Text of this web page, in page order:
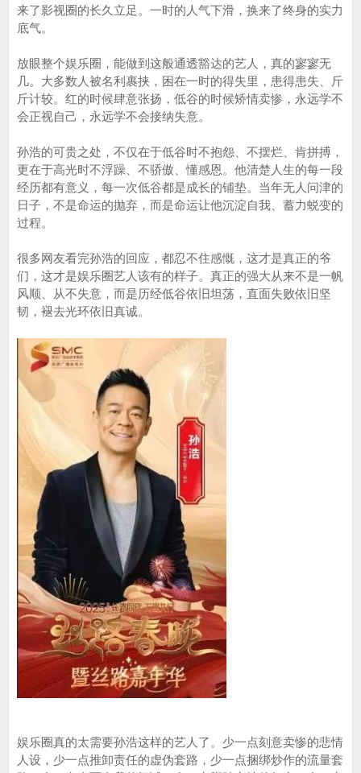
来了影视圈的长久立足。一时的人气下滑，换来了终身的实力
底气。
放眼整个娱乐圈，能做到这般通透豁达的艺人，真的寥寥无
几。大多数人被名利裹挟，困在一时的得失里，患得患失、斤
斤计较。红的时候肆意张扬，低谷的时候矫情卖惨，永远学不
会正视自己，永远学不会接纳失意。
孙浩的可贵之处，不仅在于低谷时不抱怨、不摆烂、肯拼搏，
更在于高光时不浮躁、不骄傲、懂感恩。他清楚人生的每一段
经历都有意义，每一次低谷都是成长的铺垫。当年无人问津的
日子，不是命运的抛弃，而是命运让他沉淀自我、蓄力蜕变的
过程。
很多网友看完孙浩的回应，都忍不住感慨，这才是真正的爷
们，这才是娱乐圈艺人该有的样子。真正的强大从来不是一帆
风顺、从不失意，而是历经低谷依旧坦荡，直面失败依旧坚
韧，褪去光环依旧真诚。
娱乐圈真的太需要孙浩这样的艺人了。少一点刻意卖惨的悲情
人设，少一点推卸责任的虚伪套路，少一点捆绑炒作的流量套